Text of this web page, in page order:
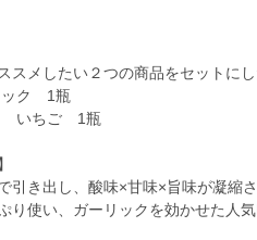
スメしたい２つの商品をセットにし
ック 1瓶
いちご 1瓶
引き出し、酸味×甘味×旨味が凝縮
り使い、ガーリックを効かせた人